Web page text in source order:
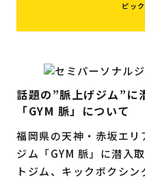
ピッ
話題の”脈上げジム”に
「GYM 脈」について
福岡県の天神・赤坂エ
ジム「GYM 脈」に潜入
トジム、キックボクシ